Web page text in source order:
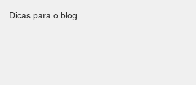
Dicas para o blog